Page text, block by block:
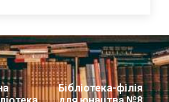
Бібліотека-філія